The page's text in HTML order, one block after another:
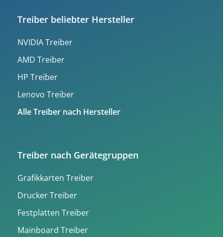
Treiber beliebter Hersteller
NVIDIA Treiber
AMD Treiber
HP Treiber
Lenovo Treiber
Alle Treiber nach Hersteller
Treiber nach Gerätegruppen
Grafikkarten Treiber
Drucker Treiber
Festplatten Treiber
Mainboard Treiber